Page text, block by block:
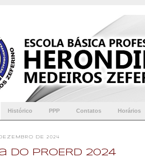
Histórico PPP Contatos Horários
DE 2024
PROERD 2024